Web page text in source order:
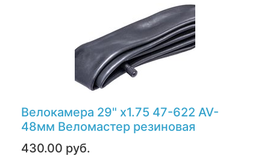
Велокамера 29" х1.75 47-622 AV-
48мм Веломастер резиновая
430.00 руб.